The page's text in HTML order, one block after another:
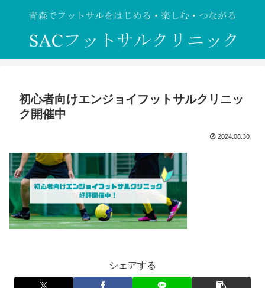
初心者向けエンジョイフットサルクリニッ
ク開催中
2024.08.30
シェアする